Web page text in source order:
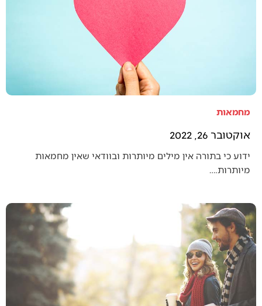
מחמאות
אוקטובר 26, 2022
ידוע כי בתורה אין מילים מיותרות ובוודאי שאין מחמאות
מיותרות.…